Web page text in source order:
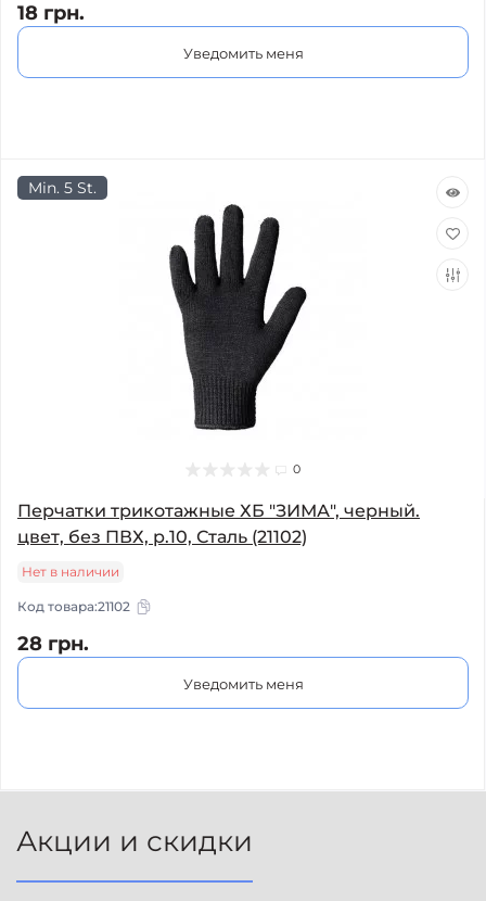
18 грн.
Уведомить меня
Min. 5 St.
0
Перчатки трикотажные ХБ "ЗИМА", черный.
цвет, без ПВХ, р.10, Сталь (21102)
Нет в наличии
Код товара:21102
28 грн.
Уведомить меня
Акции и скидки